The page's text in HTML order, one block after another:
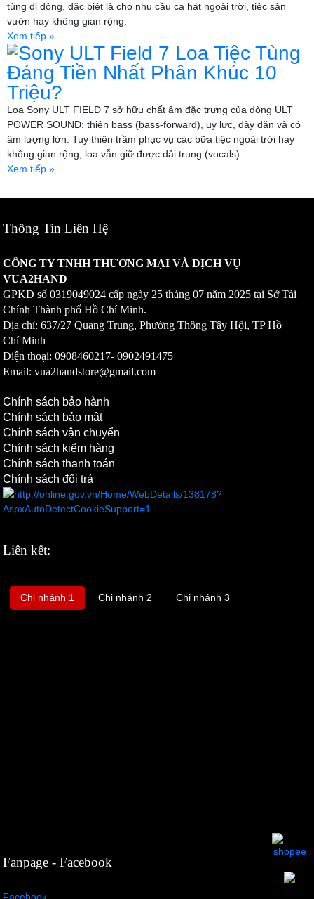
tùng di động, đặc biệt là cho nhu cầu ca hát ngoài trời, tiệc sân
vườn hay không gian rộng.
Xem tiếp »
Sony ULT Field 7 Loa Tiệc Tùng
Đáng Tiền Nhất Phân Khúc 10
Triệu?
Loa Sony ULT FIELD 7 sở hữu chất âm đặc trưng của dòng ULT
POWER SOUND: thiên bass (bass-forward), uy lực, dày dặn và có
âm lượng lớn. Tuy thiên trầm phục vụ các bữa tiệc ngoài trời hay
không gian rộng, loa vẫn giữ được dải trung (vocals)..
Xem tiếp »
Thông Tin Liên Hệ
CÔNG TY TNHH THƯƠNG MẠI VÀ DỊCH VỤ
VUA2HAND
GPKD số0319049024 cấp ngày 25 tháng 07 năm 2025 tại Sở Tài
Chính Thành phố Hồ Chí Minh.
Địa chỉ: 637/27 Quang Trung, Phường Thông Tây Hội, TP Hồ
Chí Minh
Điện thoại: 0908460217-0902491475
Email: vua2handstore@gmail.com
Chính sách bảo hành
Chính sách bảo mật
Chính sách vận chuyển
Chính sách kiểm hàng
Chính sách thanh toán
Chính sách đổi trả
Liên kết:
Chi nhánh 1 Chi nhánh 2 Chi nhánh 3
Fanpage - Facebook
Facebook